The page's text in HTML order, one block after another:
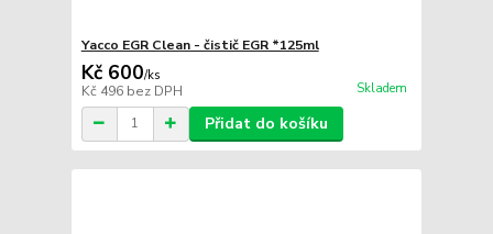
Yacco EGR Clean - čistič EGR *125ml
Kč 600/ks
Kč 496 bez DPH Skladem
Přidat do košíku